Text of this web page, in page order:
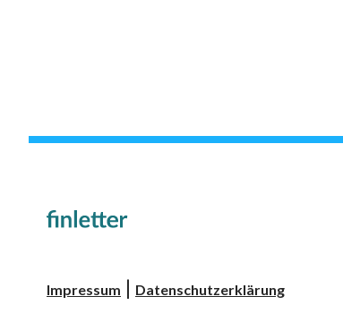
Impressum Datenschutzerklärung